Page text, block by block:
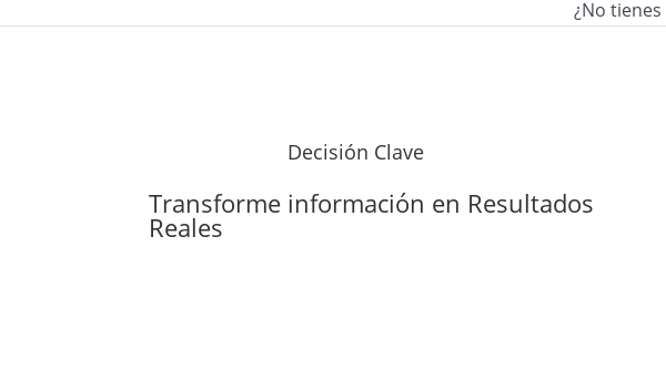
¿No
Decisión Clave
Transforme información en Resultados
Reales